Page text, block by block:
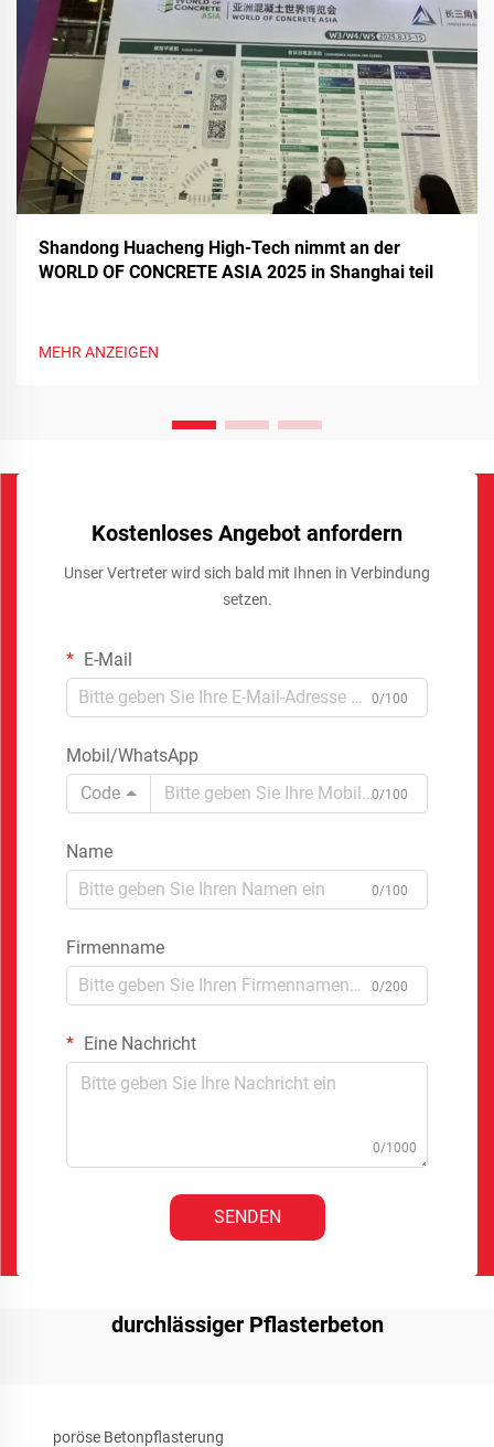
Shandong Huacheng High-Tech nimmt an der
WORLD OF CONCRETE ASIA 2025 in Shanghai teil
MEHR ANZEIGEN
Kostenloses Angebot anfordern
Unser Vertreter wird sich bald mit Ihnen in Verbindung
setzen.
E-Mail
0/100
Mobil/WhatsApp
Code
0/100
Name
0/100
Firmenname
0/200
Eine Nachricht
0/1000
SENDEN
durchlässiger Pflasterbeton
poröse Betonpflasterung